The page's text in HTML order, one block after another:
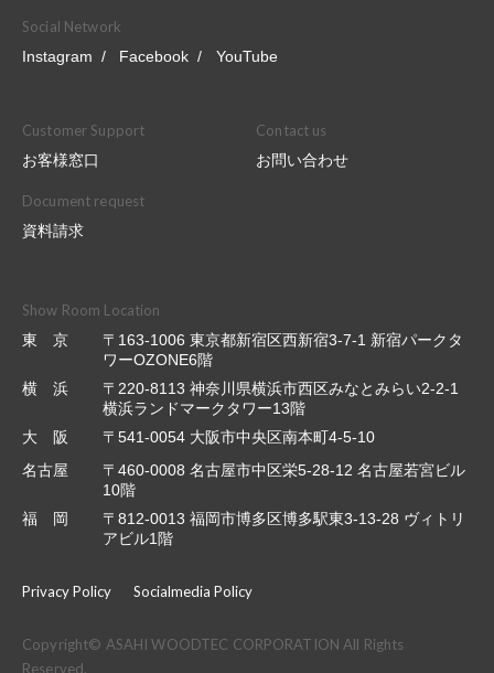
Social Network
Instagram
Facebook YouTube
Customer Support
お客様窓口
Contact us
お問い合わせ
Document request
資料請求
Show Room Location
東 京
〒163-1006 東京都新宿区西新宿3-7-1 新宿パークタ
ワーOZONE6階
横 浜
〒220-8113 神奈川県横浜市西区みなとみらい2-2-1
横浜ランドマークタワー13階
大 阪
〒541-0054 大阪市中央区南本町4-5-10
名古屋
〒460-0008 名古屋市中区栄5-28-12 名古屋若宮ビル
10階
福 岡
〒812-0013 福岡市博多区博多駅東3-13-28 ヴィトリ
アビル1階
Privacy Policy Socialmedia Policy
Copyright© ASAHI WOODTEC CORPORATION All Rights
Reserved.